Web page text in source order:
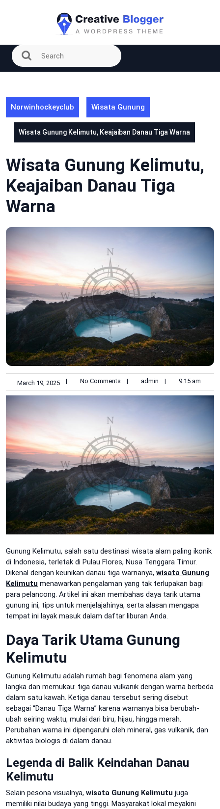
Norwinhockeyclub Wisata Gunung
Wisata Gunung Kelimutu, Keajaiban Danau Tiga Warna
Wisata Gunung Kelimutu,
Keajaiban Danau Tiga
Warna
March 19, 2025 | No Comments | admin | 9:15 am
Gunung Kelimutu, salah satu destinasi wisata alam paling ikonik
di Indonesia, terletak di Pulau Flores, Nusa Tenggara Timur.
Dikenal dengan keunikan danau tiga warnanya, wisata Gunung
Kelimutu menawarkan pengalaman yang tak terlupakan bagi
para pelancong. Artikel ini akan membahas daya tarik utama
gunung ini, tips untuk menjelajahinya, serta alasan mengapa
tempat ini layak masuk dalam daftar liburan Anda.
Daya Tarik Utama Gunung
Kelimutu
Gunung Kelimutu adalah rumah bagi fenomena alam yang
langka dan memukau: tiga danau vulkanik dengan warna berbeda
dalam satu kawah. Ketiga danau tersebut sering disebut
sebagai “Danau Tiga Warna” karena warnanya bisa berubah-
ubah seiring waktu, mulai dari biru, hijau, hingga merah.
Perubahan warna ini dipengaruhi oleh mineral, gas vulkanik, dan
aktivitas biologis di dalam danau.
Legenda di Balik Keindahan Danau
Kelimutu
Selain pesona visualnya, wisata Gunung Kelimutu juga
memiliki nilai budaya yang tinggi. Masyarakat lokal meyakini